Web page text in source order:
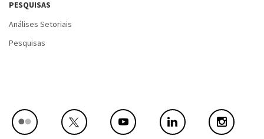
PESQUISAS
Análises Setoriais
Pesquisas